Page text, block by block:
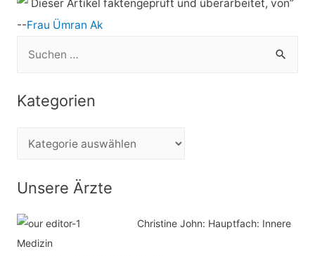
Dieser Artikel faktengeprüft und überarbeitet, von”
--Frau Ümran Ak
a
c
h
Kategorien
t
g
o
Unsere Ärzte
Christine John: Hauptfach: Innere
Medizin